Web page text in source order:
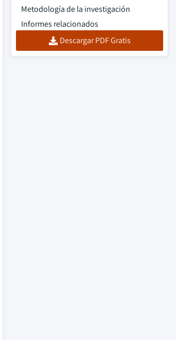
Metodología de la investigación
Informes relacionados
Descargar PDF Gratis